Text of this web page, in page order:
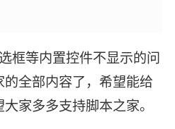
框等内置控件不显示的问
全部内容了，希望能给
家多多支持脚本之家。